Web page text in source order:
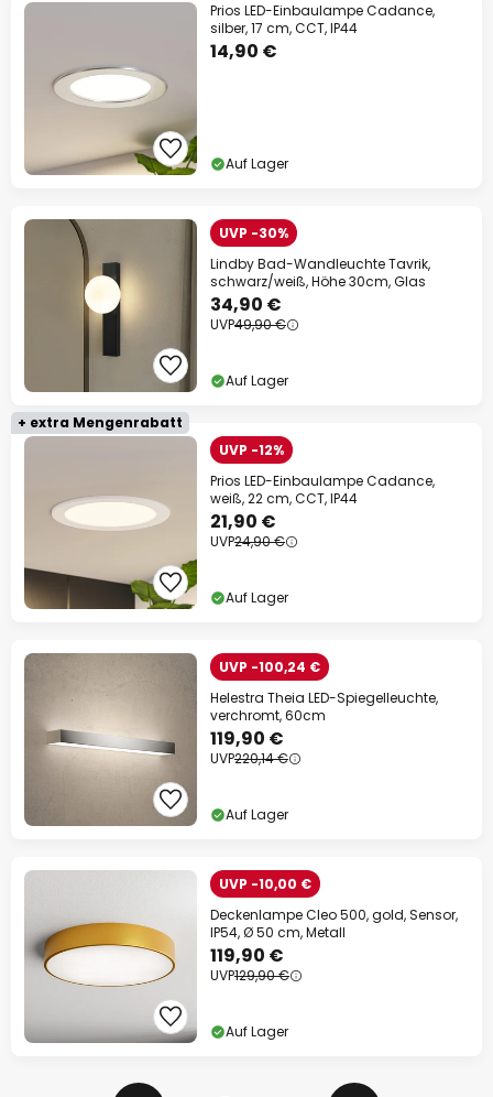
Prios LED-Einbaulampe Cadance,
silber, 17 cm, CCT, IP44
14,90 €
Auf Lager
UVP -30%
Lindby Bad-Wandleuchte Tavrik,
schwarz/weiß, Höhe 30cm, Glas
34,90 €
UVP49,90 €
Auf Lager
+ extra Mengenrabatt
UVP -12%
Prios LED-Einbaulampe Cadance,
weiß, 22 cm, CCT, IP44
21,90 €
UVP24,90 €
Auf Lager
UVP -100,24 €
Helestra Theia LED-Spiegelleuchte,
verchromt, 60cm
119,90 €
UVP220,14 €
Auf Lager
UVP -10,00 €
Deckenlampe Cleo 500, gold, Sensor,
IP54, Ø 50 cm, Metall
119,90 €
UVP129,90 €
Auf Lager